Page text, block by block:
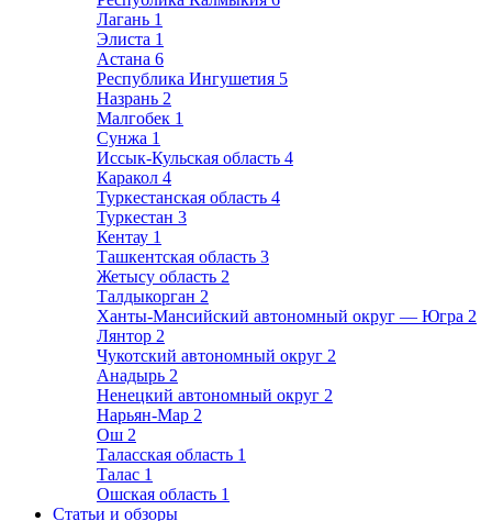
Лагань 1
Элиста 1
Астана 6
Республика Ингушетия 5
Назрань 2
Малгобек 1
Сунжа 1
Иссык-Кульская область 4
Каракол 4
Туркестанская область 4
Туркестан 3
Кентау 1
Ташкентская область 3
Жетысу область 2
Талдыкорган 2
Ханты-Мансийский автономный округ — Югра 2
Лянтор 2
Чукотский автономный округ 2
Анадырь 2
Ненецкий автономный округ 2
Нарьян-Мар 2
Ош 2
Таласская область 1
Талас 1
Ошская область 1
Статьи и обзоры